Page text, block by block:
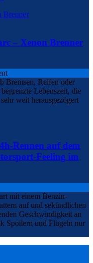
– Xenon Brenner
Bremsen, Reifen oder
Lebenszeit, die
weit herausgezögert
Rennen auf dem
Feeling im
mit einem Benzin-
auf und sekündlichen
Geschwindigkeit an
Spoilern und Flügeln nur